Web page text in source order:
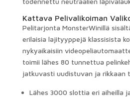
Kattava Pelivalikoiman
Pelitarjonta MonsterWinillä
erilaisia ​​lajityyppejä klassisista
nykyaikaisiin
toimii lähes 80 tunnettua
jatkuvasti uudistuvan ja rikkaan
Lähes 3000 slottia eri aiheilla